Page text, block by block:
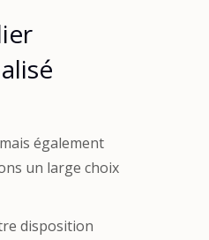
également
un large choix
disposition